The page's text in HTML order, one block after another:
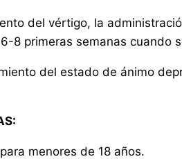
del vértigo, la
8 primeras semanas cuando
del estado de ánimo
menores de 18 años.